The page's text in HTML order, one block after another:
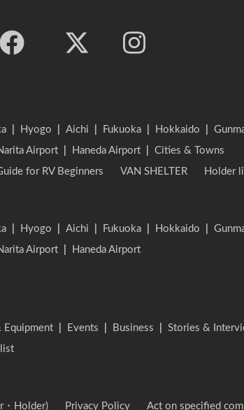
Hyogo Aichi Fukuoka Hokkaido
Airport Haneda Airport
Cities & Towns
for RV Beginners VAN SHELTER Holder
Hyogo Aichi Fukuoka Hokkaido
Airport
Haneda Airport
Equipment Events Business
Stories &
・Holder) Privacy Policy Act on specified